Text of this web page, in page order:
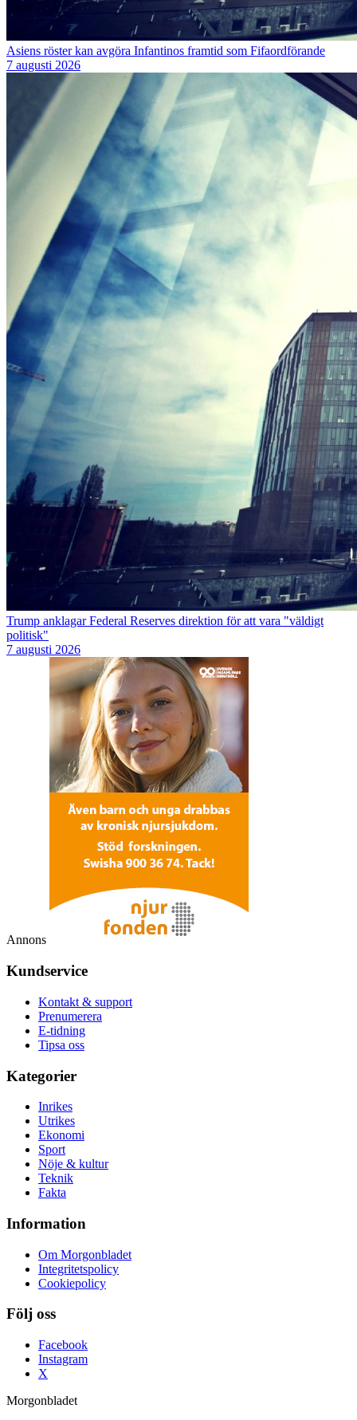
Asiens röster kan avgöra Infantinos framtid som Fifaordförande
7 augusti 2026
Trump anklagar Federal Reserves direktion för att vara "väldigt
politisk"
7 augusti 2026
Annons
Kundservice
Kontakt & support
Prenumerera
E-tidning
Tipsa oss
Kategorier
Inrikes
Utrikes
Ekonomi
Sport
Nöje & kultur
Teknik
Fakta
Information
Om Morgonbladet
Integritetspolicy
Cookiepolicy
Följ oss
Facebook
Instagram
X
Morgonbladet